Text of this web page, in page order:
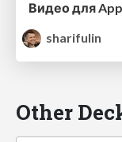
sharifulin
Other